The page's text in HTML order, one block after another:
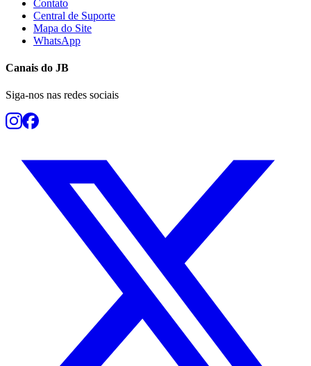
Botafogo
Contato
Central de Suporte
Mapa do Site
WhatsApp
Canais do JB
Siga-nos nas redes sociais